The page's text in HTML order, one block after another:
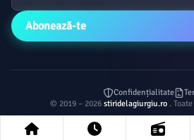
Abonează-te
Confidențialitate
© 2019 – 2026 stiridelagiurgiu.ro .